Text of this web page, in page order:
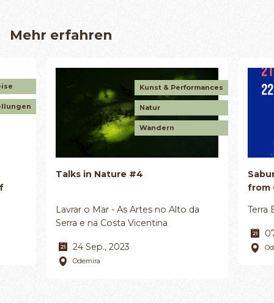
Mehr erfahren
Kunst & Performances
Natur
Wandern
Talks in Nature #4
Lavrar o Mar - As Artes no Alto da
Serra e na Costa Vicentina
24 Sep., 2023
Odemira
from
Terra